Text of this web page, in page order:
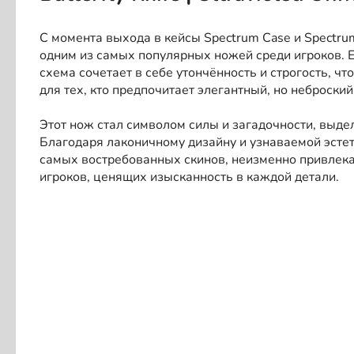
С момента выхода в кейсы Spectrum Case и
одним из самых популярных ножей среди игроков.
схема сочетает в себе утончённость и строгость,
для тех, кто предпочитает элегантный, но
Этот нож стал символом силы и загадочности,
Благодаря лаконичному дизайну и узнаваемой
самых востребованных скинов, неизменно
игроков, ценящих изысканность в каждой детали.